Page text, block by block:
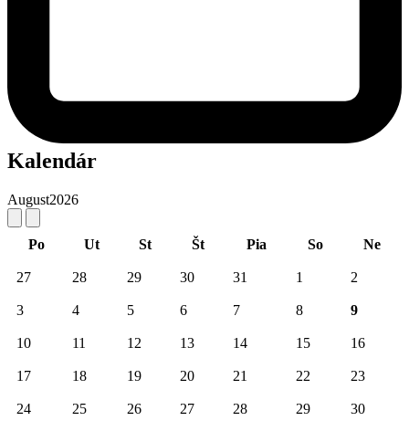
Kalendár
August2026
Po Ut St Št Pia So Ne
27 28 29 30 31 1 2
3 4 5 6 7 8 9
10 11 12 13 14 15 16
17 18 19 20 21 22 23
24 25 26 27 28 29 30